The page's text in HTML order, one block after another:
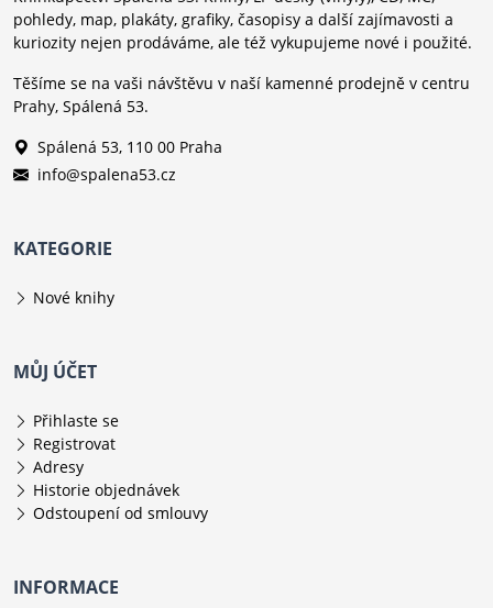
pohledy, map, plakáty, grafiky, časopisy a další zajímavosti a
kuriozity nejen prodáváme, ale též vykupujeme nové i použité.
Těšíme se na vaši návštěvu v naší kamenné prodejně v centru
Prahy, Spálená 53.
Spálená 53, 110 00 Praha
info@spalena53.cz
KATEGORIE
Nové knihy
MŮJ ÚČET
Přihlaste se
Registrovat
Adresy
Historie objednávek
Odstoupení od smlouvy
INFORMACE